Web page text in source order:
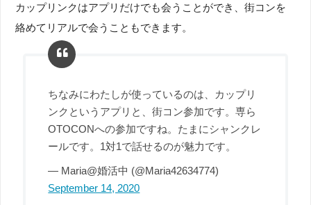
カップリンクはアプリだけでも会うことができ、街コンを
絡めてリアルで会うこともできます。
ちなみにわたしが使っているのは、カップリ
ンクというアプリと、街コン参加です。専ら
OTOCONへの参加ですね。たまにシャンクレ
ールです。1対1で話せるのが魅力です。
— Maria@婚活中 (@Maria42634774)
September 14, 2020